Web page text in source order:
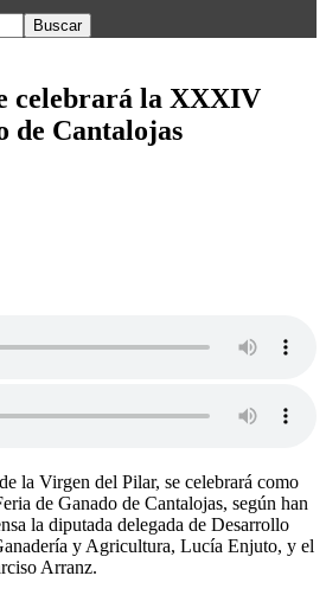
celebrará la XXXIV
de Cantalojas
la Virgen del Pilar, se celebrará como
de Ganado de Cantalojas, según han
la diputada delegada de Desarrollo
y Agricultura, Lucía Enjuto, y el
Arranz.